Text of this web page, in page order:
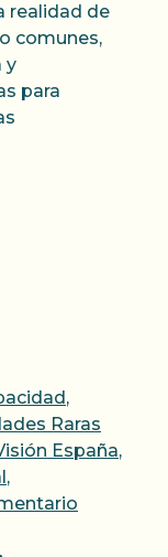
realidad de
comunes,
y
para
,
Raras
España,
,